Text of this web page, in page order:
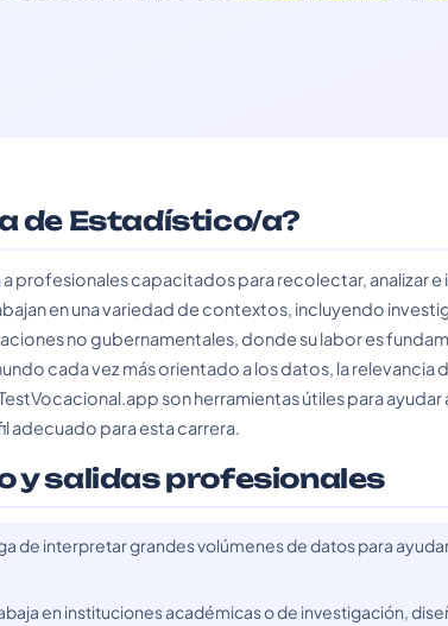
de Estadístico/a?
profesionales capacitados para recolectar, analizar
en una variedad de contextos, incluyendo
no gubernamentales, donde su labor es
cada vez más orientado a los datos, la
son herramientas útiles para ayudar
adecuado para esta carrera.
y salidas profesionales
de interpretar grandes volúmenes de datos para
en instituciones académicas o de investigación,